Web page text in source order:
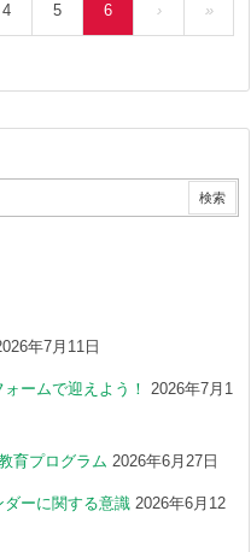
4 5 6 › »
年7月11日
ームで迎えよう！ 2026年7月1
育プログラム 2026年6月27日
ーに関する意識 2026年6月12